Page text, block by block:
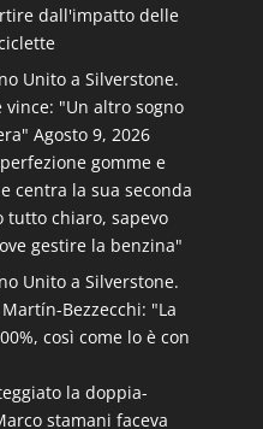
dall'impatto delle
Unito a Silverstone.
vince: "Un altro sogno
Agosto 9, 2026
gomme e
centra la sua seconda
tutto chiaro, sapevo
gestire la benzina"
Unito a Silverstone.
Bezzecchi: "La
così come lo è con
la doppia-
stamani faceva